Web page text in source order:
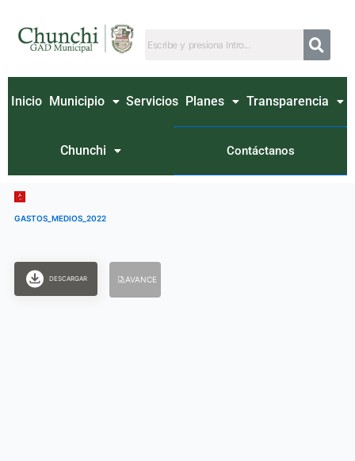
contenido
Inicio Municipio Servicios Planes Transparencia
Chunchi Contáctanos
GASTOS_MEDIOS_2022
DESCARGAR AVANCE